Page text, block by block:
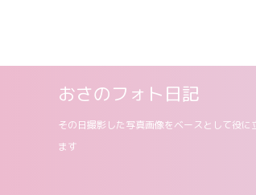
おさのフォト日記
その日撮影した写真画像をベースとして役に
ます